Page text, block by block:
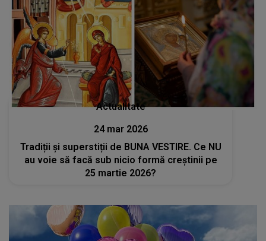
Actualitate
24 mar 2026
Tradiții și superstiții de BUNA VESTIRE. Ce NU
au voie să facă sub nicio formă creștinii pe
25 martie 2026?